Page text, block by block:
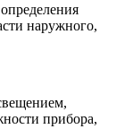
наружного,
прибора,